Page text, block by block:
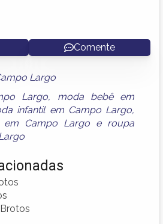
Comente
Largo
Largo, moda bebê em
infantil em Campo Largo,
Campo Largo e roupa